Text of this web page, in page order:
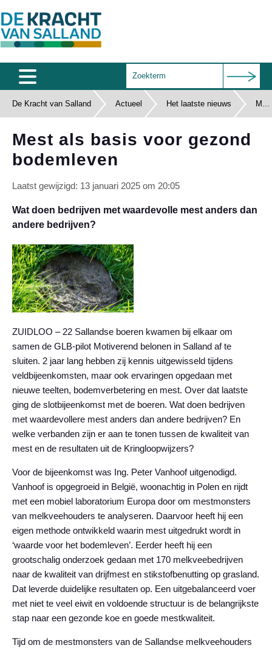
Home
Salland Café
Wie zijn wij
Documenten
Contact
De Kracht van Salland Actueel Het laatste nieuws Mest als basis voor gezond bodemleven
Mest als basis voor gezond
bodemleven
Laatst gewijzigd: 13 januari 2025 om 20:05
Wat doen bedrijven met waardevolle mest anders dan
andere bedrijven?
ZUIDLOO – 22 Sallandse boeren kwamen bij elkaar om
samen de GLB-pilot Motiverend belonen in Salland af te
sluiten. 2 jaar lang hebben zij kennis uitgewisseld tijdens
veldbijeenkomsten, maar ook ervaringen opgedaan met
nieuwe teelten, bodemverbetering en mest. Over dat laatste
ging de slotbijeenkomst met de boeren. Wat doen bedrijven
met waardevollere mest anders dan andere bedrijven? En
welke verbanden zijn er aan te tonen tussen de kwaliteit van
mest en de resultaten uit de Kringloopwijzers?
Voor de bijeenkomst was Ing. Peter Vanhoof uitgenodigd.
Vanhoof is opgegroeid in België, woonachtig in Polen en rijdt
met een mobiel laboratorium Europa door om mestmonsters
van melkveehouders te analyseren. Daarvoor heeft hij een
eigen methode ontwikkeld waarin mest uitgedrukt wordt in
‘waarde voor het bodemleven’. Eerder heeft hij een
grootschalig onderzoek gedaan met 170 melkveebedrijven
naar de kwaliteit van drijfmest en stikstofbenutting op grasland.
Dat leverde duidelijke resultaten op. Een uitgebalanceerd voer
met niet te veel eiwit en voldoende structuur is de belangrijkste
stap naar een gezonde koe en goede mestkwaliteit.
Tijd om de mestmonsters van de Sallandse melkveehouders